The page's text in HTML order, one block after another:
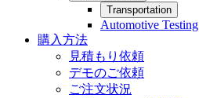
Transportation
Automotive Testing
購入方法
見積もり依頼
デモのご依頼
ご注文状況